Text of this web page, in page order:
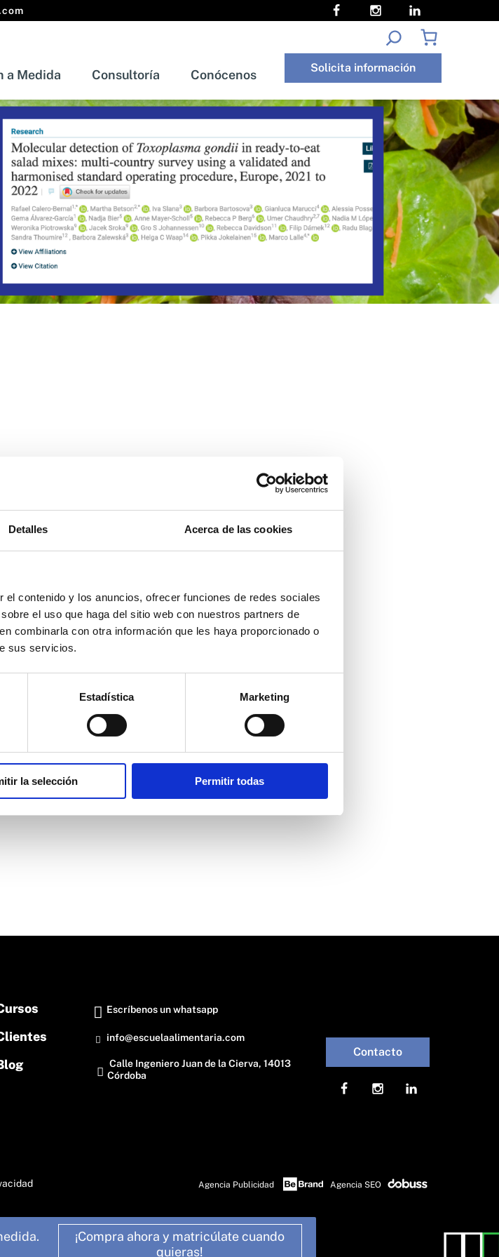
Detalles Acerca de las cookies
contenido y los anuncios, ofrecer funciones de redes sociales
el uso que haga del sitio web con nuestros partners de
combinarla con otra información que les haya proporcionado o
sus servicios.
Estadística Marketing
la selección Permitir todas
Buscar
a Medida Consultoría Conócenos Solicita información
a Medida Consultoría Conócenos Solicita información
Escríbenos un whatsapp
info@escuelaalimentaria.com
Calle Ingeniero Juan de la Cierva, 14013
Córdoba
Contacto
Agencia Publicidad Agencia SEO
¡Compra ahora y matricúlate cuando
quieras!